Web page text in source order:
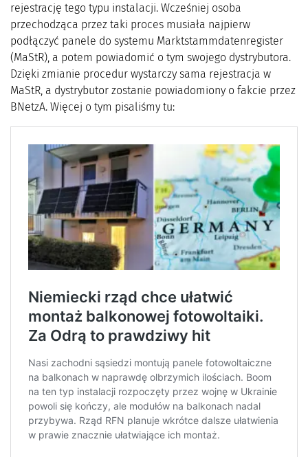
rejestrację tego typu instalacji. Wcześniej osoba
przechodząca przez taki proces musiała najpierw
podłączyć panele do systemu Marktstammdatenregister
(MaStR), a potem powiadomić o tym swojego dystrybutora.
Dzięki zmianie procedur wystarczy sama rejestracja w
MaStR, a dystrybutor zostanie powiadomiony o fakcie przez
BNetzA. Więcej o tym pisaliśmy tu: